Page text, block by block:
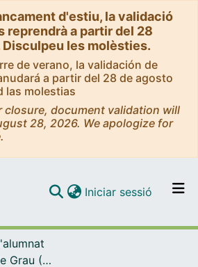
d'estiu, la validació
reprendrà a partir del 28
les molèsties.
de verano, la validación de
a partir del 28 de agosto
las molestias
closure, document validation will
28, 2026. We apologize for
Navega per tot el DD
Iniciar sessió (current)
Treballs Finals de Grau (TFG) - Història de l'Art